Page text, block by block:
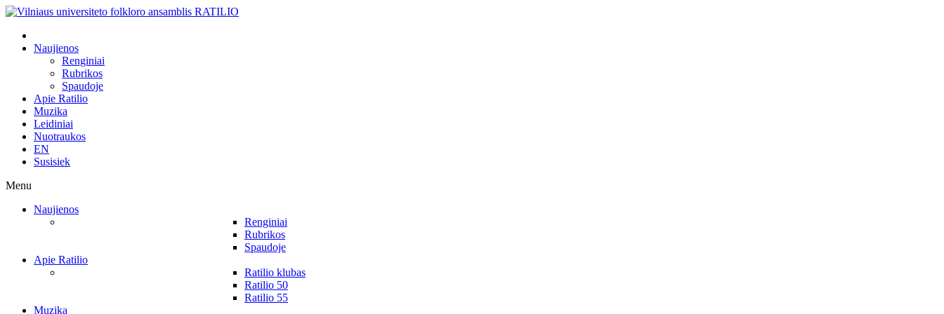
Naujienos
Renginiai
Rubrikos
Spaudoje
Apie Ratilio
Muzika
Leidiniai
Nuotraukos
EN
Susisiek
Menu
Naujienos
Renginiai
Rubrikos
Spaudoje
Apie Ratilio
Ratilio klubas
Ratilio 50
Ratilio 55
Muzika